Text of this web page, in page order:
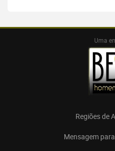
Uma
Regiões de
Mensagem